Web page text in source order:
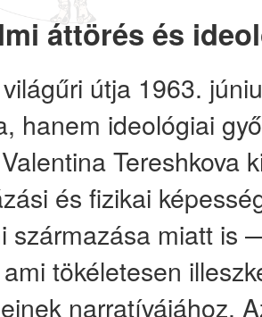
áttörés és
útja 1963.
hanem ideológiai
Tereshkova
és fizikai
származása miatt is
tökéletesen
narratívájához.